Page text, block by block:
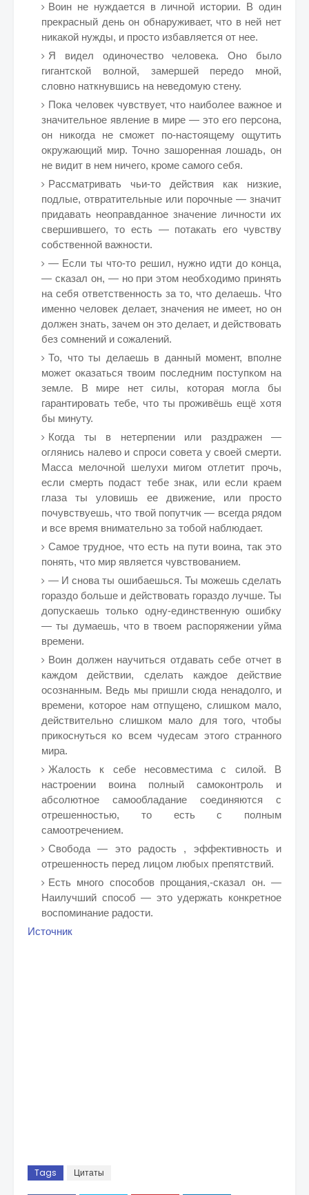
Воин не нуждается в личной истории. В один
прекрасный день он обнаруживает, что в ней нет
никакой нужды, и просто избавляется от нее.
Я видел одиночество человека. Оно было
гигантской волной, замершей передо мной,
словно наткнувшись на неведомую стену.
Пока человек чувствует, что наиболее важное и
значительное явление в мире — это его персона,
он никогда не сможет по-настоящему ощутить
окружающий мир. Точно зашоренная лошадь, он
не видит в нем ничего, кроме самого себя.
Рассматривать чьи-то действия как низкие,
подлые, отвратительные или порочные — значит
придавать неоправданное значение личности их
свершившего, то есть — потакать его чувству
собственной важности.
— Если ты что-то решил, нужно идти до конца,
— сказал он, — но при этом необходимо принять
на себя ответственность за то, что делаешь. Что
именно человек делает, значения не имеет, но он
должен знать, зачем он это делает, и действовать
без сомнений и сожалений.
То, что ты делаешь в данный момент, вполне
может оказаться твоим последним поступком на
земле. В мире нет силы, которая могла бы
гарантировать тебе, что ты проживёшь ещё хотя
бы минуту.
Когда ты в нетерпении или раздражен —
оглянись налево и спроси совета у своей смерти.
Масса мелочной шелухи мигом отлетит прочь,
если смерть подаст тебе знак, или если краем
глаза ты уловишь ее движение, или просто
почувствуешь, что твой попутчик — всегда рядом
и все время внимательно за тобой наблюдает.
Самое трудное, что есть на пути воина, так это
понять, что мир является чувствованием.
— И снова ты ошибаешься. Ты можешь сделать
гораздо больше и действовать гораздо лучше. Ты
допускаешь только одну-единственную ошибку
— ты думаешь, что в твоем распоряжении уйма
времени.
Воин должен научиться отдавать себе отчет в
каждом действии, сделать каждое действие
осознанным. Ведь мы пришли сюда ненадолго, и
времени, которое нам отпущено, слишком мало,
действительно слишком мало для того, чтобы
прикоснуться ко всем чудесам этого странного
мира.
Жалость к себе несовместима с силой. В
настроении воина полный самоконтроль и
абсолютное самообладание соединяются с
отрешенностью, то есть с полным
самоотречением.
Свобода — это радость , эффективность и
отрешенность перед лицом любых препятствий.
Есть много способов прощания,-сказал он. —
Наилучший способ — это удержать конкретное
воспоминание радости.
Источник
Tags Цитаты